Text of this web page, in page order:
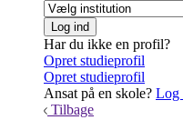
Har du ikke en profil?
Opret studieprofil
Opret studieprofil
Ansat på en skole? Log
Tilbage